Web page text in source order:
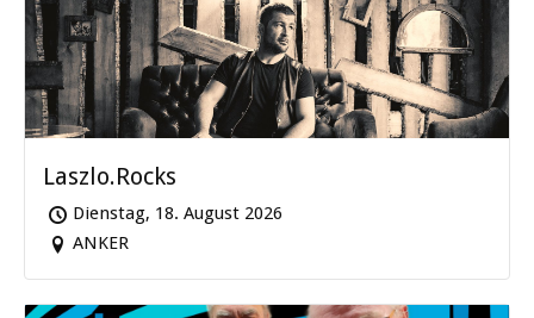
Laszlo.Rocks
Dienstag, 18. August 2026
ANKER